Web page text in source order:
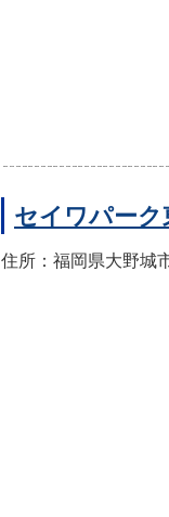
セイワパーク
住所：福岡県大野城